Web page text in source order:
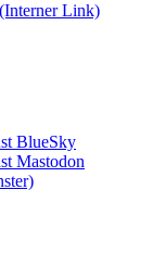
(Interner Link)
BlueSky
Mastodon